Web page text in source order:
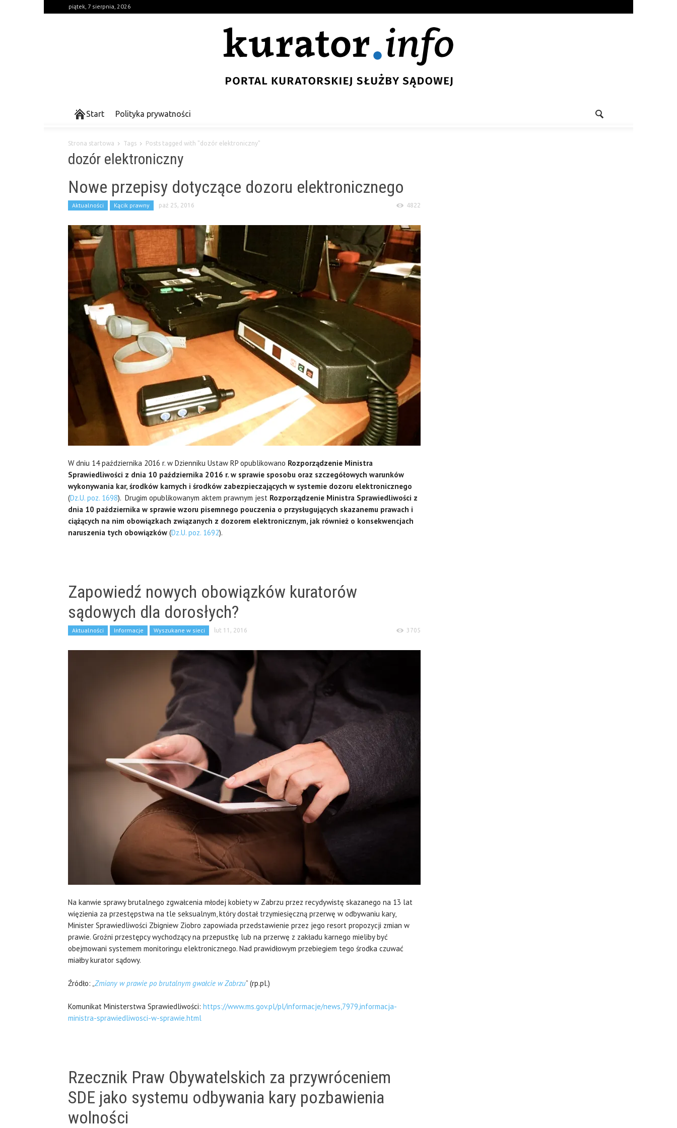
piątek, 7 sierpnia, 2026
Start Polityka prywatności
Strona startowa Tags Posts tagged with "dozór elektroniczny"
dozór elektroniczny
Nowe przepisy dotyczące dozoru elektronicznego
Aktualności Kącik prawny paź 25, 2016 4822
W dniu 14 października 2016 r. w Dzienniku Ustaw RP opublikowano Rozporządzenie Ministra
Sprawiedliwości z dnia 10 października 2016 r. w sprawie sposobu oraz szczegółowych warunków
wykonywania kar, środków karnych i środków zabezpieczających w systemie dozoru elektronicznego
(Dz.U. poz. 1698). Drugim opublikowanym aktem prawnym jest Rozporządzenie Ministra Sprawiedliwości z
dnia 10 października w sprawie wzoru pisemnego pouczenia o przysługujących skazanemu prawach i
ciążących na nim obowiązkach związanych z dozorem elektronicznym, jak również o konsekwencjach
naruszenia tych obowiązków (Dz.U. poz. 1692).
Zapowiedź nowych obowiązków kuratorów
sądowych dla dorosłych?
Aktualności Informacje Wyszukane w sieci lut 11, 2016 3705
Na kanwie sprawy brutalnego zgwałcenia młodej kobiety w Zabrzu przez recydywistę skazanego na 13 lat
więzienia za przestępstwa na tle seksualnym, który dostał trzymiesięczną przerwę w odbywaniu kary,
Minister Sprawiedliwości Zbigniew Ziobro zapowiada przedstawienie przez jego resort propozycji zmian w
prawie. Groźni przestępcy wychodzący na przepustkę lub na przerwę z zakładu karnego mieliby być
obejmowani systemem monitoringu elektronicznego. Nad prawidłowym przebiegiem tego środka czuwać
miałby kurator sądowy.
Źródło: „Zmiany w prawie po brutalnym gwałcie w Zabrzu” (rp.pl.)
Komunikat Ministerstwa Sprawiedliwości: https://www.ms.gov.pl/pl/informacje/news,7979,informacja-
ministra-sprawiedliwosci-w-sprawie.html
Rzecznik Praw Obywatelskich za przywróceniem
SDE jako systemu odbywania kary pozbawienia
wolności